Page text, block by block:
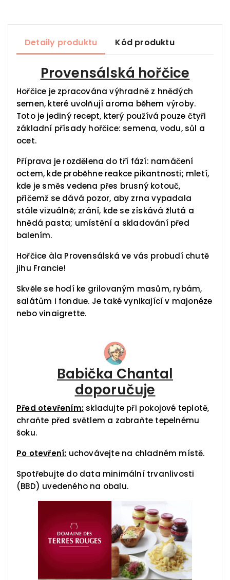
Detaily produktu Kód produktu
Provensálská hořčice
Hořčice je zpracována výhradně z hnědých
semen, které uvolňují aroma během výroby.
Toto je jediný recept, který používá pouze čtyři
základní přísady hořčice: semena, vodu, sůl a
ocet.
Příprava je rozdělena do tří fází: namáčení
octem, kde proběhne reakce pikantnosti; mletí,
kde je směs vedena přes brusný kotouč,
přičemž se dává pozor, aby zrna vypadala
stále vizuálně; zrání, kde se získává žlutá a
hnědá pasta; umístění a skladování před
balením.
Hořčice àla Provensálská ve vás probudí chutě
jihu Francie!
Skvěle se hodí ke grilovaným masům, rybám,
salátům i fondue. Je také vynikající v majonéze
nebo vinaigrette.
Babička Chantal
doporučuje
Před otevřením: skladujte při pokojové teplotě,
chraňte před světlem a zabraňte tepelnému
šoku.
Po otevření: uchovávejte na chladném místě.
Spotřebujte do data minimální trvanlivosti
(BBD) uvedeného na obalu.